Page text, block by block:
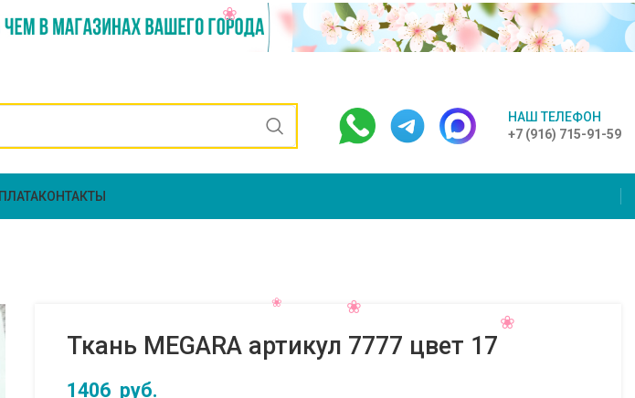
НАШ ТЕЛЕФОН
+7 (916) 715-91-59
КОНТАКТЫ
Ткань MEGARA артикул 7777 цвет 17
1406 руб.